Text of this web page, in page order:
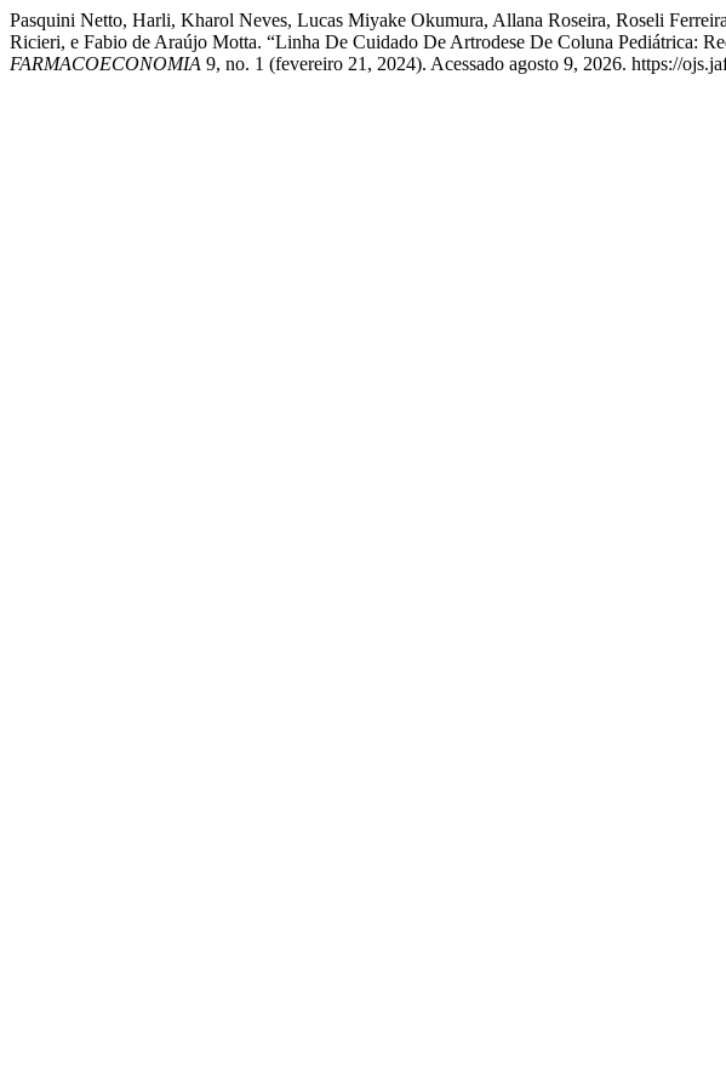
Pasquini Netto, Harli, Kharol Neves, Lucas Miyake Okumura, Allana Roseira, Roseli
Ricieri, e Fabio de Araújo Motta. “Linha De Cuidado De Artrodese De Coluna Pediátrica:
FARMACOECONOMIA 9, no. 1 (fevereiro 21, 2024). Acessado agosto 9, 2026. https://